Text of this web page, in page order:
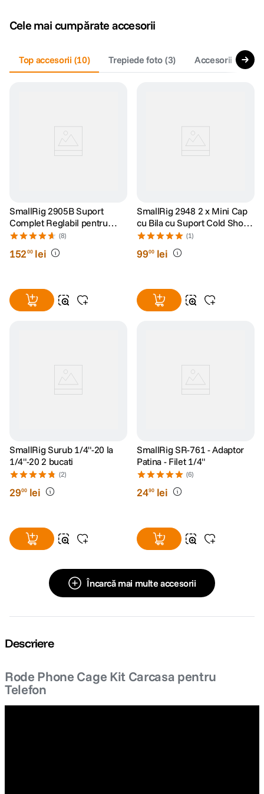
Cele mai cumpărate accesorii
Top accesorii (10) Trepiede foto (3) Accesorii video
SmallRig 2905B Suport
Complet Reglabil pentru
Monitor cu Patina Cold Shoe
(8)
15200 lei
SmallRig 2948 2 x Mini Cap
cu Bila cu Suport Cold Shoe
Detasabil
(1)
9900 lei
SmallRig Surub 1/4"-20 la
1/4"-20 2 bucati
(2)
2900 lei
SmallRig SR-761 - Adaptor
Patina - Filet 1/4"
(6)
2490 lei
Încarcă mai multe accesorii
Descriere
Rode Phone Cage Kit Carcasa pentru
Telefon